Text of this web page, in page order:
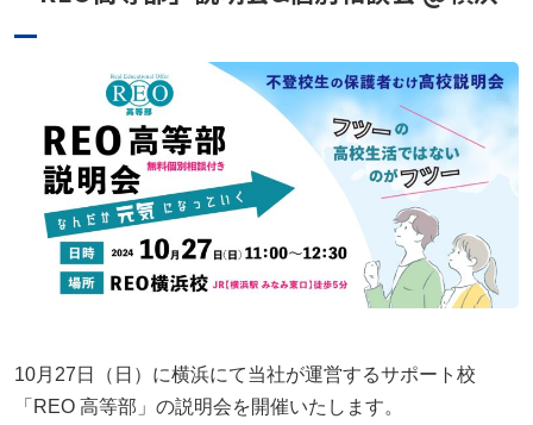
会社概要
無料体験
お問い合わせ
プライバシーポリシー
お知らせ
10月27日（日）に横浜にて当社が運営するサポート校
「REO 高等部」の説明会を開催いたします。
おきたい切り出し方と関わり方
不登校の子どもへの関わり方で気をつけたいこと｜
親がやりがちなNG行動とは
不登校でゲームをやりすぎても大丈夫？
子どもの不登校を前向きに｜休むことの意味と親が
できる支え方
不登校の子どもへの話しかけ方に悩む親へ｜学校の
不登校の子どもが学校に行きたくなる魔法の言葉
変更点と不登校生への影響をわかりやすく解説
不登校でも合格可能！高卒認定試験 公共の勉強法
と出題範囲
【埼玉県版】不登校からの高校受験ガイド｜令和8
年度入試対応
高卒認定の物理基礎が不安な方へ｜出題範囲と勉強
の進め方
【東京都版】不登校のための高校受験ガイド｜フリ
ー入試・チャレンジスクール・通信制
の子どもの“空白期間”について
不登校の子どもに進路の話はいつする？親が知って
おきたい切り出し方と関わり方
立派な親でなくていい｜不登校の子どもを持つ親が
つらいときの心の整え方
天才には不登校経験者が多い！不登校の先にある、
子どもの不登校を前向きに｜休むことの意味と親が
できる支え方